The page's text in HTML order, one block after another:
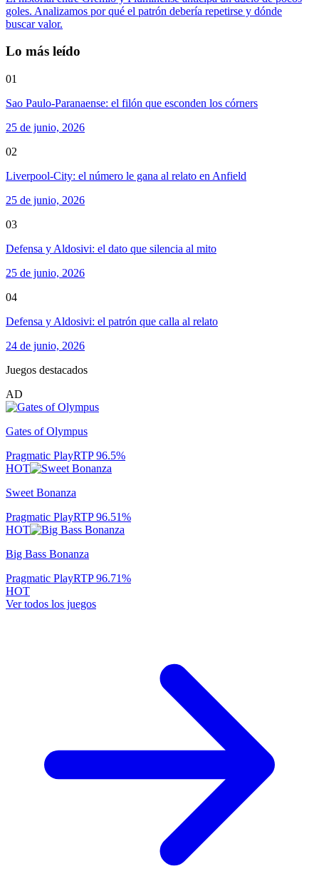
goles. Analizamos por qué el patrón debería repetirse y dónde
buscar valor.
Lo más leído
01
Sao Paulo-Paranaense: el filón que esconden los córners
25 de junio, 2026
02
Liverpool-City: el número le gana al relato en Anfield
25 de junio, 2026
03
Defensa y Aldosivi: el dato que silencia al mito
25 de junio, 2026
04
Defensa y Aldosivi: el patrón que calla al relato
24 de junio, 2026
Juegos destacados
AD
Gates of Olympus
Pragmatic PlayRTP96.5%
HOT
Sweet Bonanza
Pragmatic PlayRTP96.51%
HOT
Big Bass Bonanza
Pragmatic PlayRTP96.71%
HOT
Ver todos los juegos